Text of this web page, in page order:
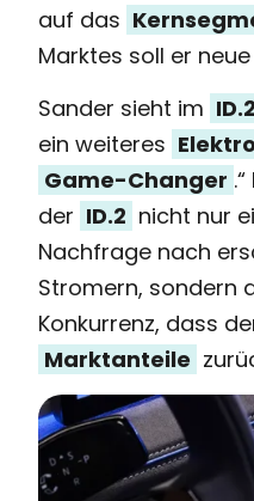
auf das
Marktes soll er
Sander sieht im ID.2
ein weiteres
Game-Changer
der ID.2 nicht nur
Nachfrage nach
Stromern, sondern
Konkurrenz, dass
Marktanteile